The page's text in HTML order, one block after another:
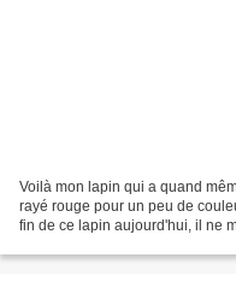
Voilà mon lapin qui a quand
rayé rouge pour un peu de
fin de ce lapin aujourd'hui, il ne